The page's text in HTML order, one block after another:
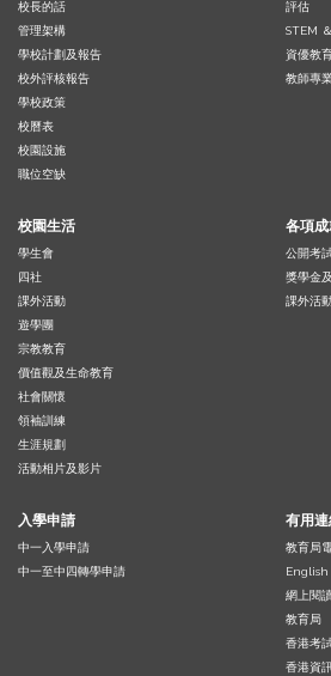
校長的話
管理架構
學校計劃及報告
校外評核報告
學校政策
校曆表
校園設施
職位空缺
評估
STEM
資優教育
教師專
校園生活
學生會
四社
課外活動
遊學團
宗教教育
價值觀及生命教育
社會關懷
領袖訓練
生涯規劃
活動相片及影片
各項
公開考
獎學金
課外活
入學申請
中一入學申請
中一至中四轉學申請
有用
教育局
網上閱
教育局
香港考
香港資